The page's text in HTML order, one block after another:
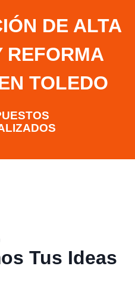
DE ALTA
REFORMA
TOLEDO
Tus Ideas